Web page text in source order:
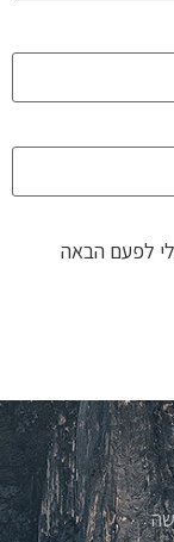
לפעם הבאה